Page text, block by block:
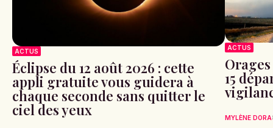
ACTUS
Éclipse du 12 août 2026 : cette
appli gratuite vous guidera à
chaque seconde sans quitter le
ciel des yeux
ACTUS
15
MYLÈNE DORA